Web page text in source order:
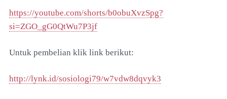
https://youtube.com/shorts/b0obuXvzSpg?
si=ZGO_gG0QtWu7P3jf
Untuk pembelian klik link berikut:
http://lynk.id/sosiologi79/w7vdw8dqvyk3